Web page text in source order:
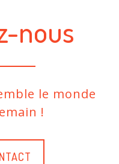
nous
le monde
!